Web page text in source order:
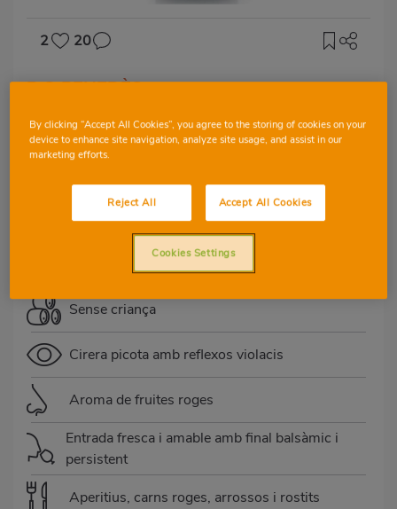
2 20
D.O PENEDÈS
Vi negre Compta
Ovelles
MERLOT TEMPRANILLO
Sense criança
Cirera picota amb reflexos violacis
Aroma de fruites roges
Entrada fresca i amable amb final balsàmic i
persistent
Aperitius, carns roges, arrossos i rostits
By clicking “Accept All Cookies”, you agree to the storing of cookies on your
device to enhance site navigation, analyze site usage, and assist in our
marketing efforts.
Reject All Accept All Cookies
Cookies Settings